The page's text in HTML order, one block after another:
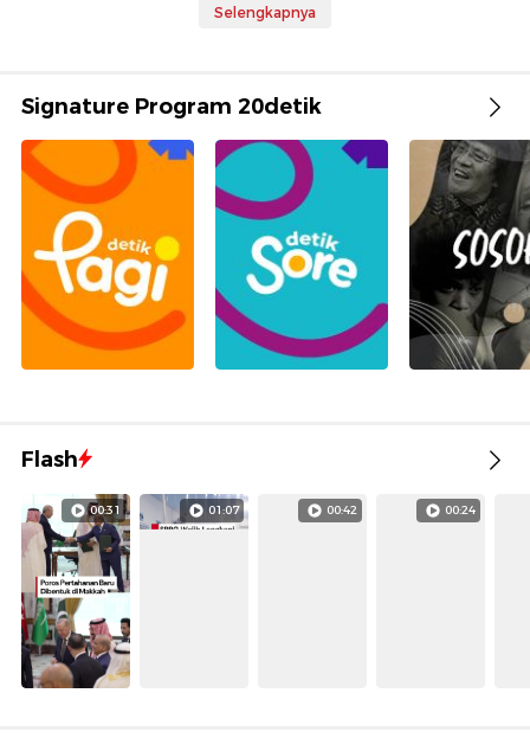
Selengkapnya
Signature Program 20detik
Flash
00:31 01:07 00:42 00:24